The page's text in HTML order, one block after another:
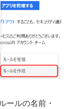
ールの名前・